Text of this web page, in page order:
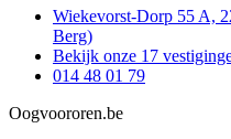
Wiekevorst-Dorp 55 A,
Berg)
Bekijk onze 17
014 48 01 79
Oogvoororen.be